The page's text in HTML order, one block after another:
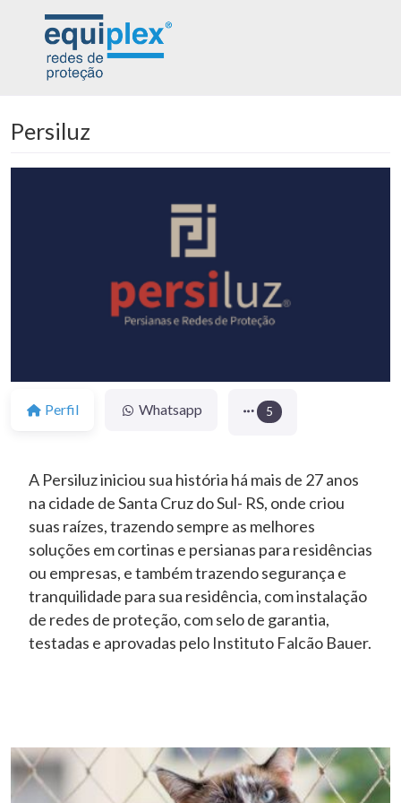
Persiluz
Perfil Whatsapp 5
A Persiluz iniciou sua história há mais de 27 anos
na cidade de Santa Cruz do Sul- RS, onde criou
suas raízes, trazendo sempre as melhores
soluções em cortinas e persianas para residências
ou empresas, e também trazendo segurança e
tranquilidade para sua residência, com instalação
de redes de proteção, com selo de garantia,
testadas e aprovadas pelo Instituto Falcão Bauer.